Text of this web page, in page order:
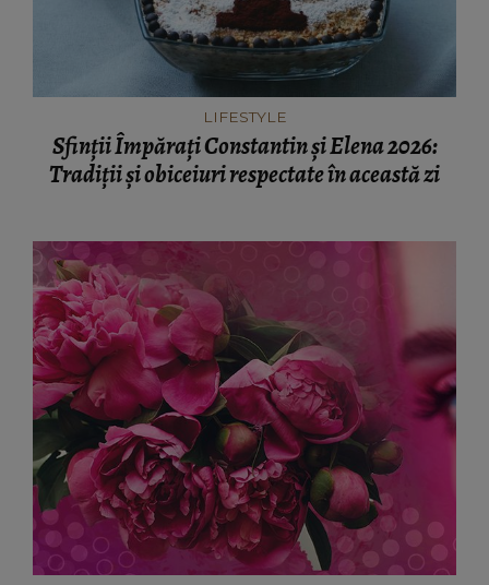
LIFESTYLE
Sfinții Împărați Constantin și Elena 2026:
Tradiții și obiceiuri respectate în această zi